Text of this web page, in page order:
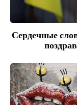
Сердечные